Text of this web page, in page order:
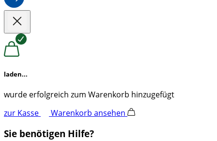
laden...
wurde erfolgreich zum Warenkorb hinzugefügt
zur Kasse
Warenkorb ansehen
Sie benötigen Hilfe?